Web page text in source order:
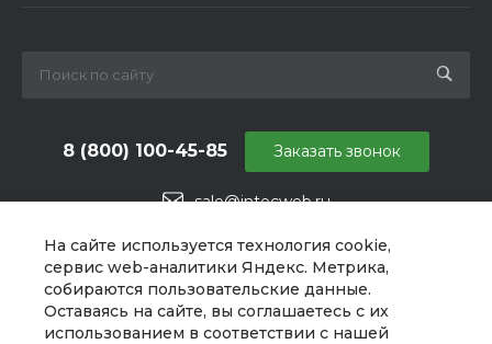
На сайте используется технология cookie,
сервис web-аналитики Яндекс. Метрика,
собираются пользовательские данные.
Оставаясь на сайте, вы соглашаетесь с их
использованием в соответствии с нашей
sale@intecweb.ru
8 (800) 100-45-85
г. Челябинск, ул. Свободы, д. 93, оф. 6
Заказать звонок